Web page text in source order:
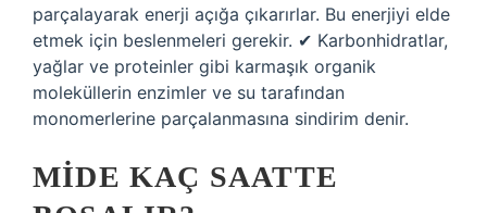
parçalayarak enerji açığa çıkarırlar. Bu enerjiyi elde
etmek için beslenmeleri gerekir. ✔ Karbonhidratlar,
yağlar ve proteinler gibi karmaşık organik
moleküllerin enzimler ve su tarafından
monomerlerine parçalanmasına sindirim denir.
MIDE KAÇ SAATTE